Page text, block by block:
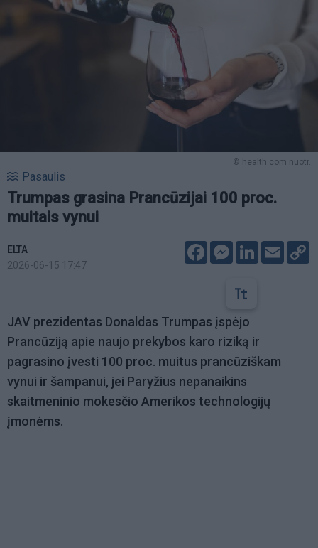
© health.com nuotr.
Pasaulis
Trumpas grasina Prancūzijai 100 proc.
muitais vynui
ELTA
2026-06-15 17:47
FacebookMessenger
LinkedIn
Email
JAV prezidentas Donaldas Trumpas įspėjo
Prancūziją apie naujo prekybos karo riziką ir
pagrasino įvesti 100 proc. muitus prancūziškam
vynui ir šampanui, jei Paryžius nepanaikins
skaitmeninio mokesčio Amerikos technologijų
įmonėms.